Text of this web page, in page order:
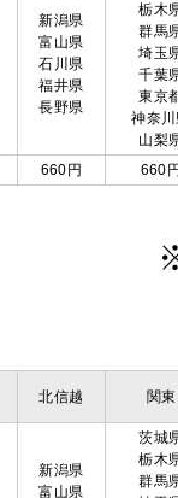
新潟県
富山県
石川県
福井県
長野県
栃木
群馬
埼玉
千葉
東京
神奈
山梨
660円 660
北信越 関東
新潟県
富山県
茨城
栃木
群馬